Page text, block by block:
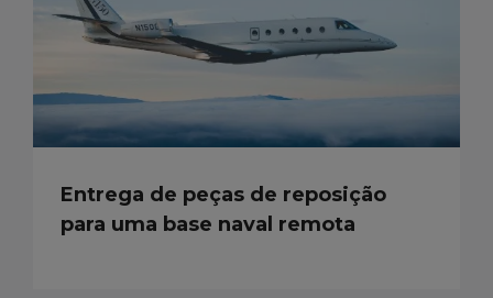
Entrega de peças de reposição
para uma base naval remota